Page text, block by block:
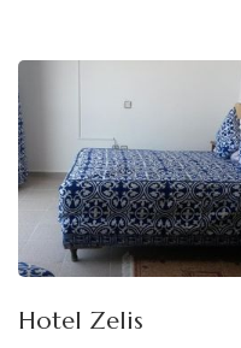
Hotel Zelis